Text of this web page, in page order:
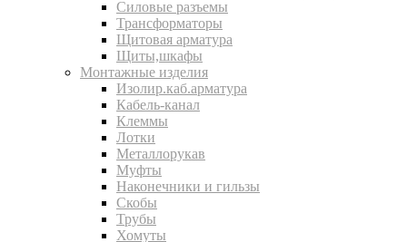
Силовые разъемы
Трансформаторы
Щитовая арматура
Щиты,шкафы
Монтажные изделия
Изолир.каб.арматура
Кабель-канал
Клеммы
Лотки
Металлорукав
Муфты
Наконечники и гильзы
Скобы
Трубы
Хомуты